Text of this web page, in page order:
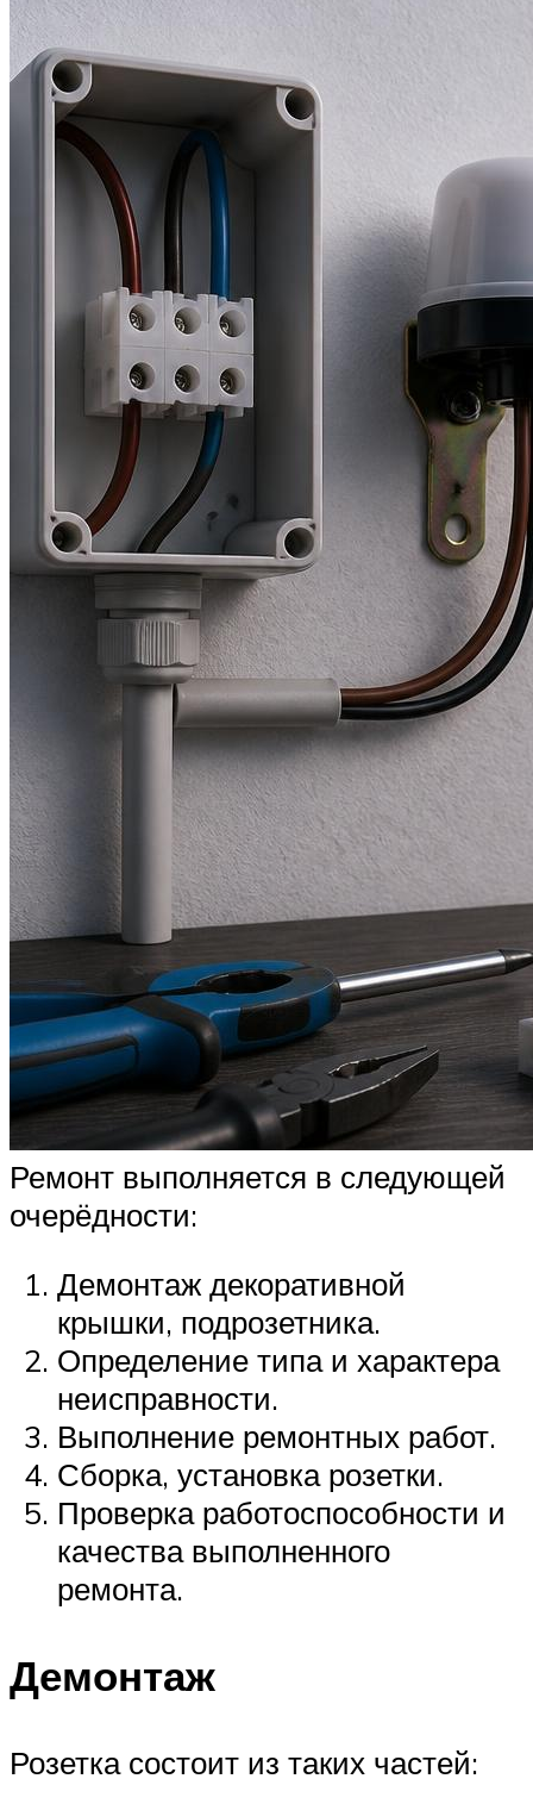
Ремонт выполняется в следующей
очерёдности:
Демонтаж декоративной
крышки, подрозетника.
Определение типа и характера
неисправности.
Выполнение ремонтных работ.
Сборка, установка розетки.
Проверка работоспособности и
качества выполненного
ремонта.
Демонтаж
Розетка состоит из таких частей: